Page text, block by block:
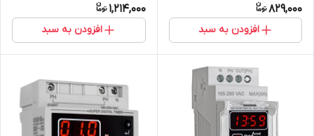
829,000
افزودن به سبد
1,214,000
افزودن به سبد